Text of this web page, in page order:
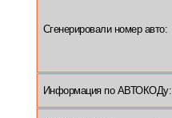
Сгенерировали номер авто:
Информация по АВТОКОДу: